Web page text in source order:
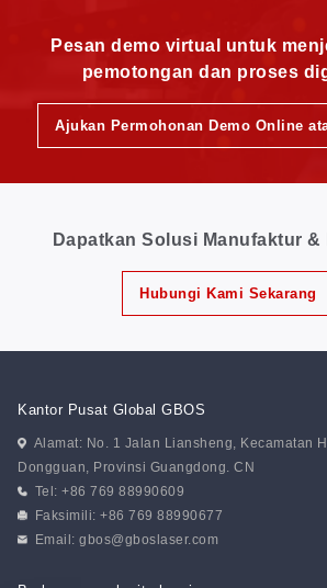
Pesan demo virtual untuk
pemotongan dan proses
Ajukan Permohonan Demo Online
Dapatkan Solusi Manufaktur &
Hubungi Kami Sekarang
Kantor Pusat Global GBOS
Alamat: No. 1 Jalan Liansheng, Kecamatan
Dongguan, Provinsi Guangdong. CN
Tel: +86 769 88990609
Faksimili: +86 769 88990677
Email:gbos@gboslaser.com